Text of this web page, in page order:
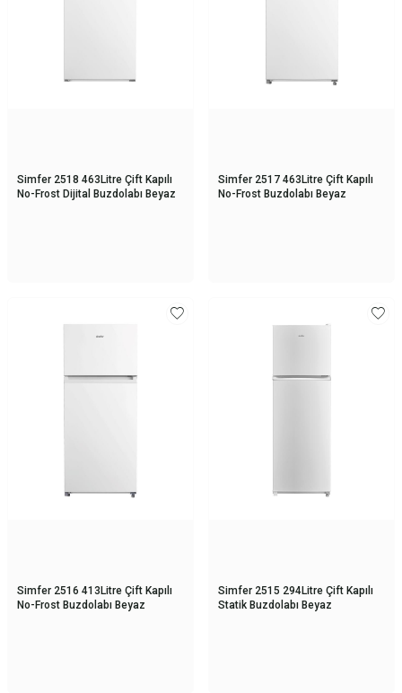
Simfer 2518 463Litre Çift Kapılı
No-Frost Dijital Buzdolabı Beyaz
Simfer 2517 463Litre Çift Kapılı
No-Frost Buzdolabı Beyaz
Simfer 2516 413Litre Çift Kapılı
No-Frost Buzdolabı Beyaz
Simfer 2515 294Litre Çift Kapılı
Statik Buzdolabı Beyaz